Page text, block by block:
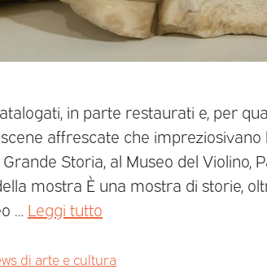
in parte restaurati e, per
affrescate che
Storia, al Museo del Violino,
mostra È una mostra di storie,
… Leggi tutto
di arte e cultura